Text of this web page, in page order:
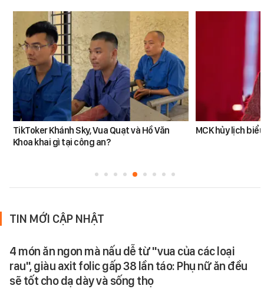
TikToker Khánh Sky, Vua Quạt và Hồ Văn
Khoa khai gì tại công an?
MCK hủy lịch
TIN MỚI CẬP NHẬT
4 món ăn ngon mà nấu dễ từ "vua của các loại
rau", giàu axit folic gấp 38 lần táo: Phụ nữ ăn đều
sẽ tốt cho dạ dày và sống thọ